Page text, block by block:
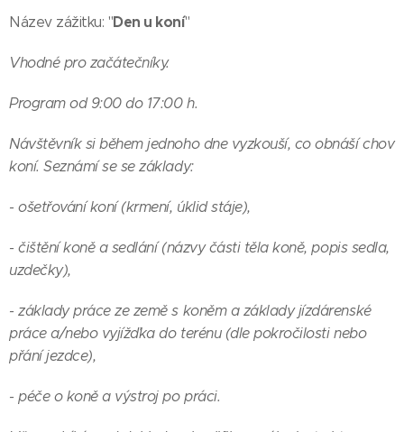
Název zážitku: "Den u koní"
Vhodné pro začátečníky.
Program od 9:00 do 17:00 h.
Návštěvník si během jednoho dne vyzkouší, co obnáší chov
koní. Seznámí se se základy:
- ošetřování koní (krmení, úklid stáje),
- čištění koně a sedlání (názvy části těla koně, popis sedla,
uzdečky),
- základy práce ze země s koněm a základy jízdárenské
práce a/nebo vyjížďka do terénu (dle pokročilosti nebo
přání jezdce),
- péče o koně a výstroj po práci.